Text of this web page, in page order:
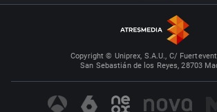
Copyright © Uniprex, S.A.U., C/
San Sebastián de los Reyes, 28703